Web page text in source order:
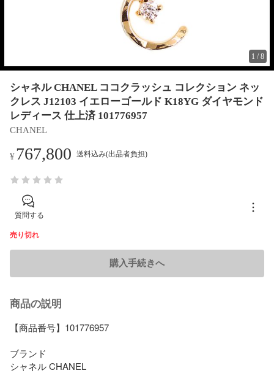
1 /8
シャネル CHANEL ココクラッシュ コレクション ネッ
クレス J12103 イエローゴールド K18YG ダイヤモンド
レディース 仕上済 101776957
CHANEL
¥767,800 送料込み(出品者負担)
質問する
売り切れ
購入手続きへ
商品の説明
【商品番号】101776957
ブランド
シャネル CHANEL